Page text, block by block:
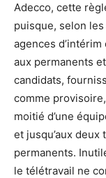
Adecco, cette
puisque, selon
agences
aux permanents
candidats,
comme
moitié d’une
et jusqu’aux deux
permanents.
le télétravail ne